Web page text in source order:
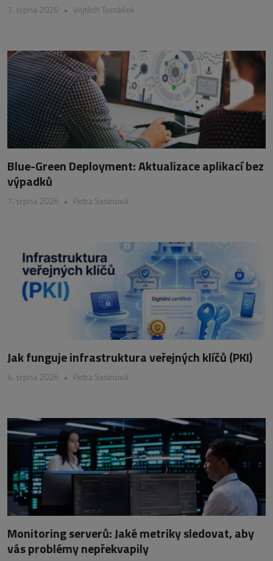
7. srpna 2026 • Vojtěch Tomášek
Blue-Green Deployment: Aktualizace aplikací bez
výpadků
7. srpna 2026 • Petra Sasínová
Jak funguje infrastruktura veřejných klíčů (PKI)
6. srpna 2026 • Petra Sasínová
Monitoring serverů: Jaké metriky sledovat, aby
vás problémy nepřekvapily